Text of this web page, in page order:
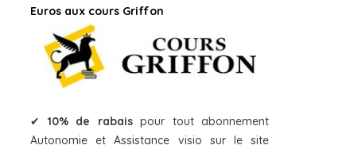
Euros aux cours Griffon
✔ 10% de rabaispour tout abonnement
Autonomie et Assistance visio sur le site